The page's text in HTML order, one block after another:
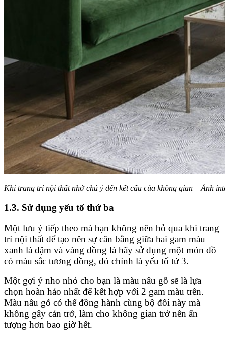
Khi trang trí nội thất nhớ chú ý đến kết cấu của không gian – Ảnh
1.3. Sử dụng yếu tố thứ ba
Một lưu ý tiếp theo mà bạn không nên bỏ qua khi trang
trí nội thất để tạo nên sự cân bằng giữa hai gam màu
xanh lá đậm và vàng đồng là hãy sử dụng một món đồ
có màu sắc tương đồng, đó chính là yếu tố tứ 3.
Một gợi ý nho nhỏ cho bạn là màu nâu gỗ sẽ là lựa
chọn hoàn hảo nhất để kết hợp với 2 gam màu trên.
Màu nâu gỗ có thể đồng hành cùng bộ đôi này mà
không gây cản trở, làm cho không gian trở nên ấn
tượng hơn bao giờ hết.